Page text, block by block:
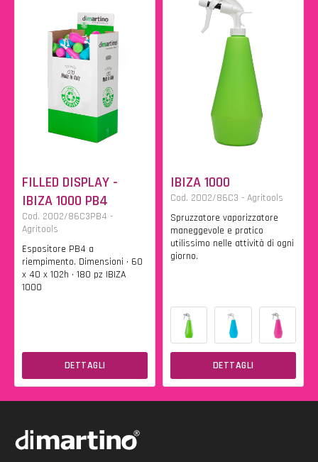
FILLED DISPLAY -
IBIZA 1000 PB4
Cod. 2002/86C3PB4 -
Agritools
Espositore PB4 a
riempimento. Dimensioni • 60
x 40 x 102h • 180 pz IBIZA
1000
DETTAGLI
IBIZA 1000
Cod. 2002/86C3 - Agritools
Spruzzatore vaporizzatore
maneggevole e pratico
utilissimo nelle attività di ogni
giorno.
DETTAGLI